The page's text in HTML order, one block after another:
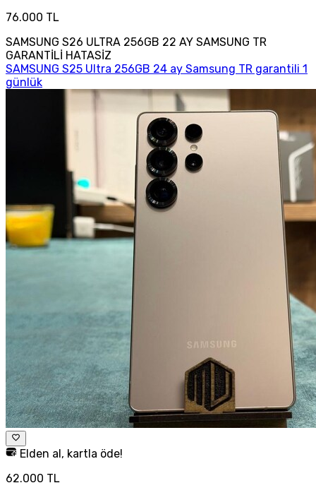
76.000 TL
SAMSUNG S26 ULTRA 256GB 22 AY SAMSUNG TR
GARANTİLİ HATASİZ
SAMSUNG S25 Ultra 256GB 24 ay Samsung TR garantili 1
günlük
Elden al, kartla öde!
62.000 TL